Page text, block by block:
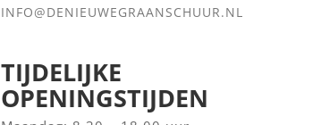
INFO@DENIEUWEGRAANSCHUUR.NL
TIJDELIJKE
OPENINGSTIJDEN